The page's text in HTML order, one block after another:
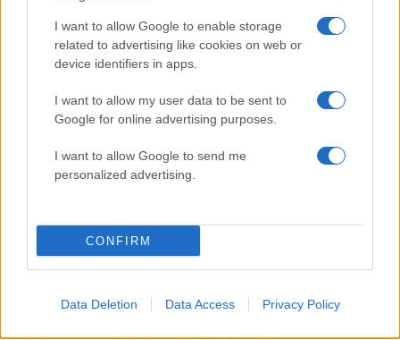
I want to allow Google to enable storage
related to advertising like cookies on web or
device identifiers in apps.
I want to allow my user data to be sent to
Google for online advertising purposes.
I want to allow Google to send me
personalized advertising.
CONFIRM
Data Deletion Data Access Privacy Policy
00:1208.08.26
Ο Γιώργος Κούτσιας έκανε ντεμπούτο με γκολ
για τη Φαμαλικάο στην Πορτογαλία